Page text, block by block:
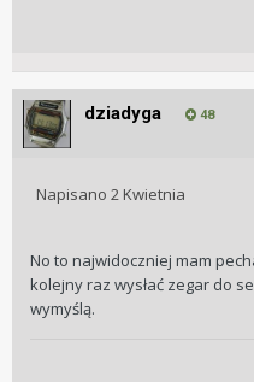
dziadyga 48
Napisano 2 Kwietnia
No to najwidoczniej mam
kolejny raz wysłać zegar do
wymyślą.